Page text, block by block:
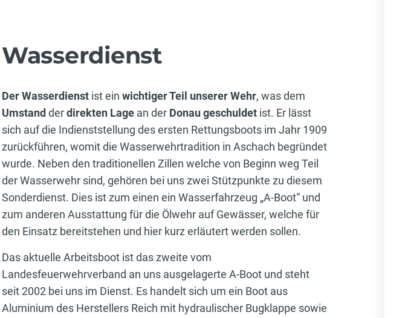
Wasserdienst
Der Wasserdienst ist ein wichtiger Teil unserer Wehr, was dem
Umstand derdirekten Lage an der Donau geschuldet ist. Er lässt
sich auf die Indienststellung des ersten Rettungsboots im Jahr 1909
zurückführen, womit die Wasserwehrtradition in Aschach begründet
wurde. Neben den traditionellen Zillen welche von Beginn weg Teil
der Wasserwehr sind, gehören bei uns zwei Stützpunkte zu diesem
Sonderdienst. Dies ist zum einen ein Wasserfahrzeug „A-Boot“ und
zum anderen Ausstattung für die Ölwehr auf Gewässer, welche für
den Einsatz bereitstehen und hier kurz erläutert werden sollen.
Das aktuelle Arbeitsboot ist das zweite vom
Landesfeuerwehrverband an uns ausgelagerte A-Boot und steht
seit 2002 bei uns im Dienst. Es handelt sich um ein Boot aus
Aluminium des Herstellers Reich mit hydraulischer Bugklappe sowie